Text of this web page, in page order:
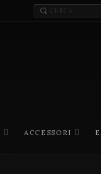
ACCESSORI